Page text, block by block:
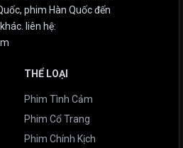
phim Hàn Quốc đến
liên hệ:
THỂ LOẠI
Phim Tình Cảm
Phim Cổ Trang
Phim Chính Kịch